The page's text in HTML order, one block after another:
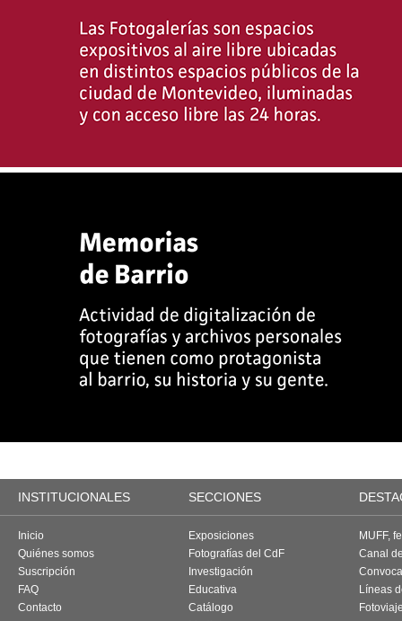
INSTITUCIONALES SECCIONES
Inicio
Quiénes somos
Suscripción
FAQ
Contacto
Exposiciones
Fotografías del CdF
Investigación
Educativa
Catálogo
MUFF,
Canal
Líneas